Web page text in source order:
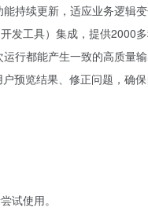
持续更新，适应业务逻辑变
发工具）集成，提供2000
行都能产生一致的高质量输
预览结果、修正问题，确
试使用。